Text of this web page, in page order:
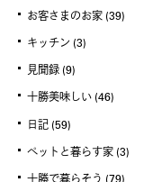
お客さまのお家 (39)
キッチン (3)
見聞録 (9)
十勝美味しい (46)
日記 (59)
ペットと暮らす家 (3)
十勝で暮らそう (79)